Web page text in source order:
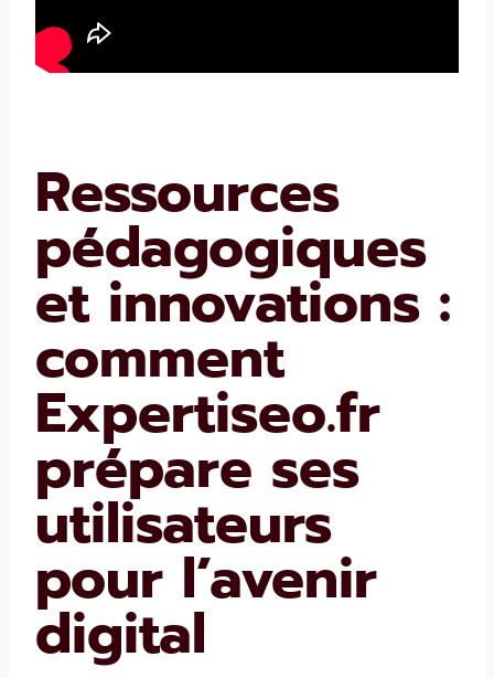
Ressources
pédagogiques
et innovations :
comment
Expertiseo.fr
prépare ses
utilisateurs
pour l’avenir
digital